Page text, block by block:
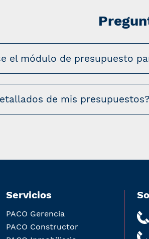
el módulo de presupuesto
de mis presupuestos?
Servicios
PACO Gerencia
PACO Constructor